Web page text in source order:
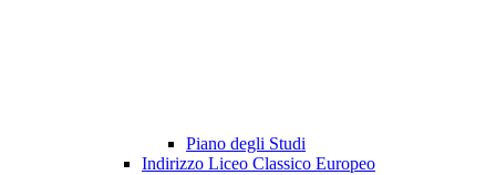
Piano degli Studi
Indirizzo Liceo Classico Europeo